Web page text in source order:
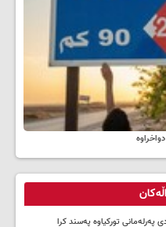
پەرلەمانی تورکیاوە پەسند کرا